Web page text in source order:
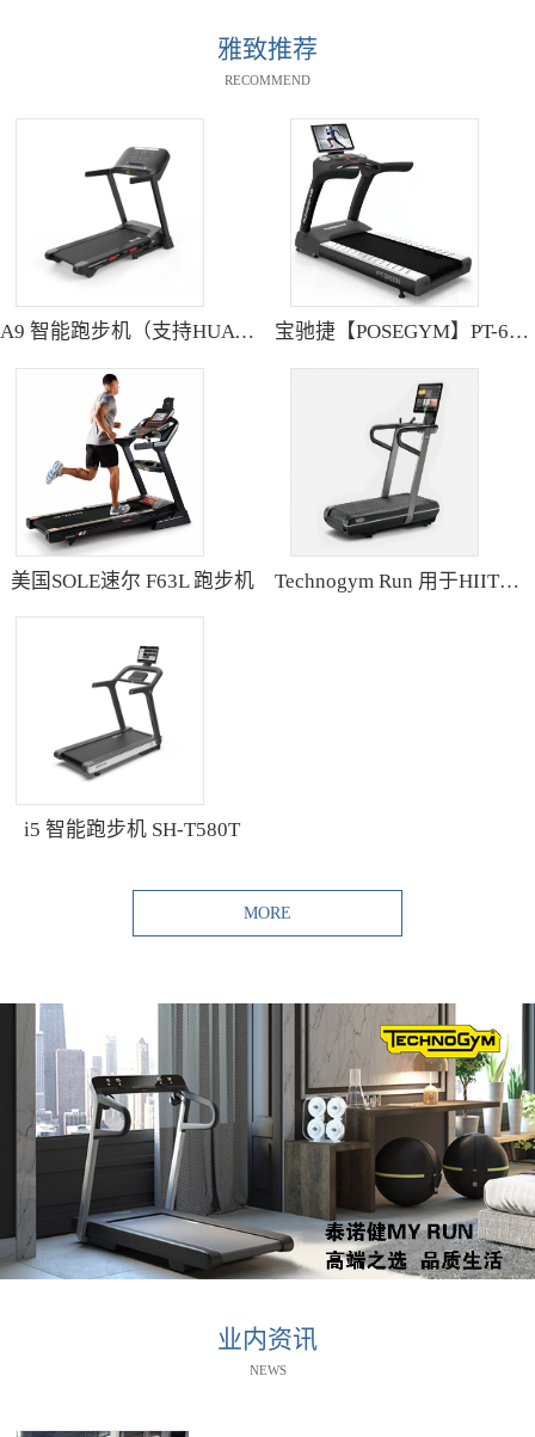
雅致推荐
RECOMMEND
A9 智能跑步机（支持HUAWEI HiLink） SH-T9119P 宝驰捷【POSEGYM】PT-6600Q高清大型触摸屏跑步机静音减震
美国SOLE速尔 F63L 跑步机 Technogym Run 用于HIIT训练的跑步机
i5 智能跑步机 SH-T580T
MORE
业内资讯
NEWS